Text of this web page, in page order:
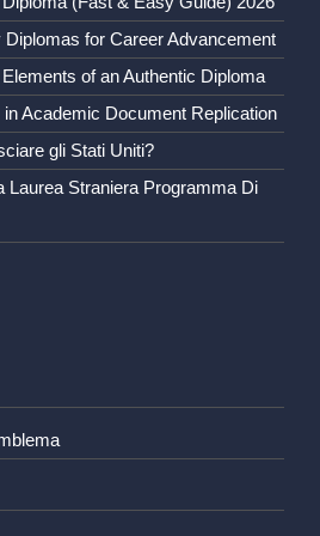
for Career Advancement
of an Authentic Diploma
Academic Document Replication
gli Stati Uniti?
Laurea Straniera Programma Di